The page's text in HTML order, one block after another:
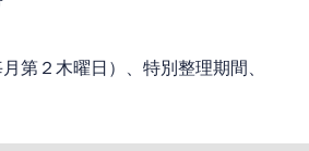
第２木曜日）、特別整理期間、